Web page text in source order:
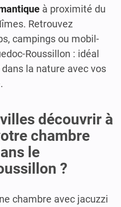
à proximité du
Retrouvez
campings ou mobil-
Roussillon : idéal
la nature avec vos
découvrir à
chambre
le
?
chambre avec jacuzzi